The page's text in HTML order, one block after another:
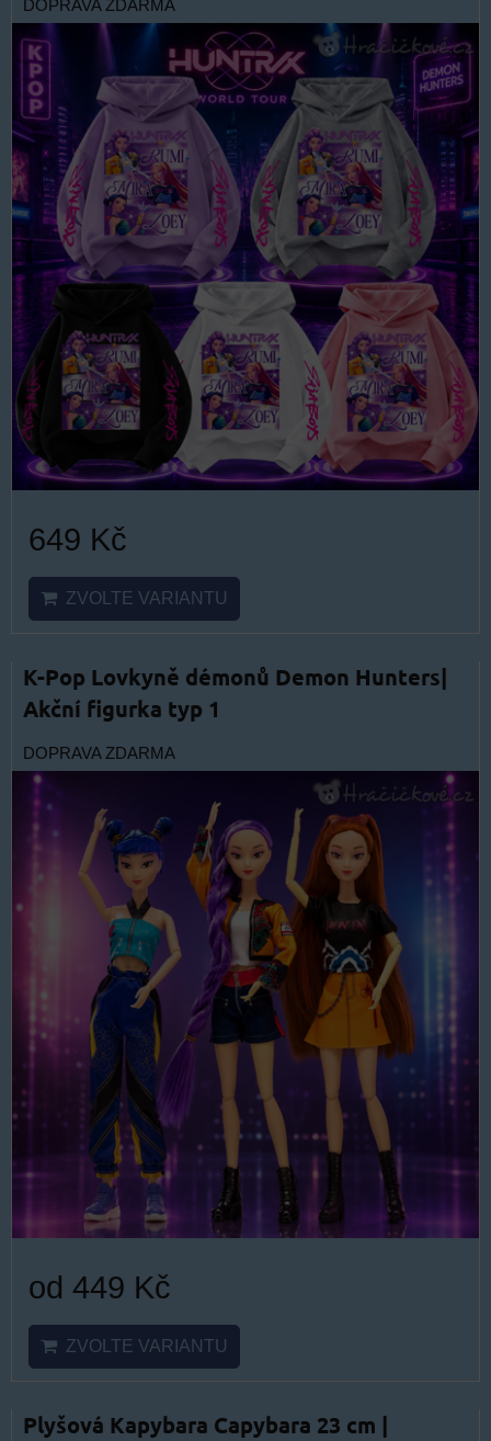
DOPRAVA ZDARMA
649 Kč
ZVOLTE VARIANTU
K-Pop Lovkyně démonů Demon Hunters|
Akční figurka typ 1
DOPRAVA ZDARMA
od 449 Kč
ZVOLTE VARIANTU
Plyšová Kapybara Capybara 23 cm |